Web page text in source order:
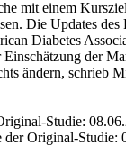
mit einem
Die Updates des
Diabetes
Einschätzung der
ändern, schrieb
Studie:
der Original-Studie: